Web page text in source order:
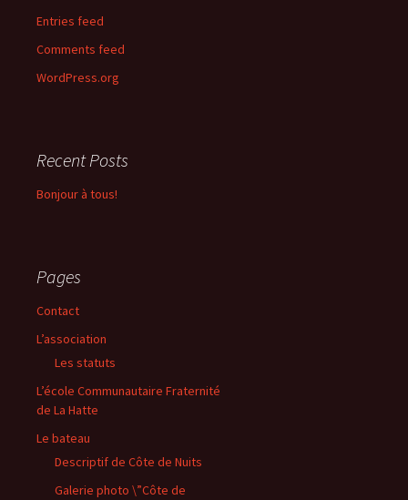
Entries feed
Comments feed
WordPress.org
Recent Posts
Bonjour à tous!
Pages
Contact
L’association
Les statuts
L’école Communautaire Fraternité
de La Hatte
Le bateau
Descriptif de Côte de Nuits
Galerie photo \”Côte de